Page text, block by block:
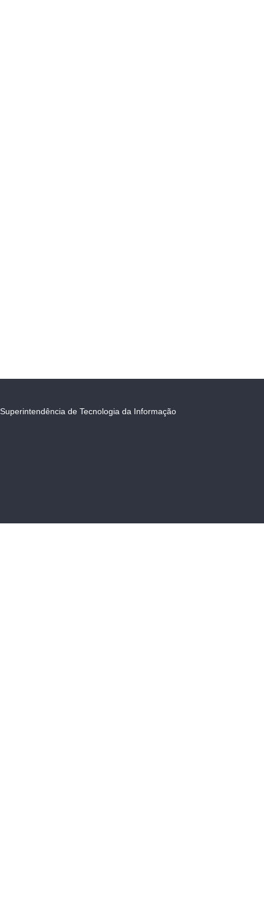
Superintendência de Tecnologia da Informação